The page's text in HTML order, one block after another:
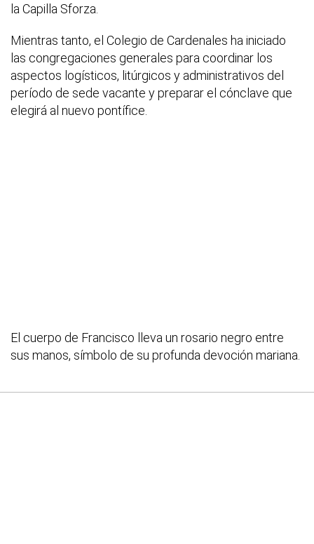
la Capilla Sforza.
Mientras tanto, el Colegio de Cardenales ha iniciado
las congregaciones generales para coordinar los
aspectos logísticos, litúrgicos y administrativos del
período de sede vacante y preparar el cónclave que
elegirá al nuevo pontífice.
El cuerpo de Francisco lleva un rosario negro entre
sus manos, símbolo de su profunda devoción mariana.